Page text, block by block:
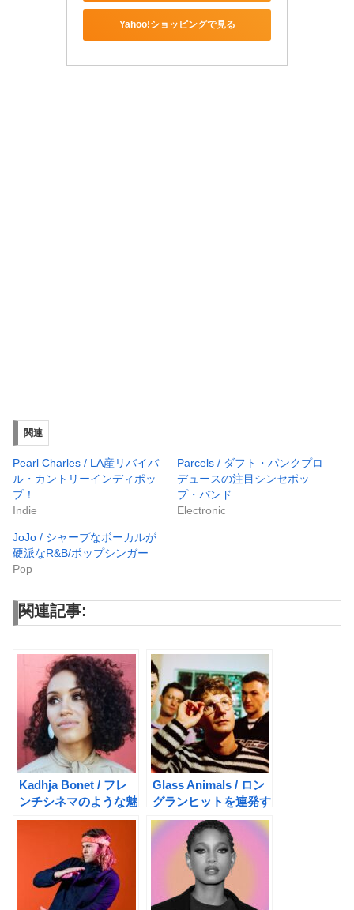
Yahoo!ショッピングで見る
関連
Pearl Charles / LA産リバイバ
ル・カントリーインディポッ
プ！
Indie
Parcels / ダフト・パンクプロ
デュースの注目シンセポッ
プ・バンド
Electronic
JoJo / シャープなボーカルが
硬派なR&B/ポップシンガー
Pop
関連記事:
Kadhja Bonet / フレ
ンチシネマのような魅
惑の音楽世界
Glass Animals / ロン
グランヒットを連発す
る4ピースバンド